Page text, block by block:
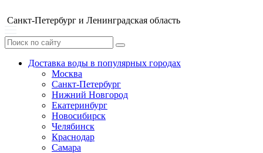
Санкт-Петербург и Ленинградская область
Доставка воды в популярных городах
Москва
Санкт-Петербург
Нижний Новгород
Екатеринбург
Новосибирск
Челябинск
Краснодар
Самара